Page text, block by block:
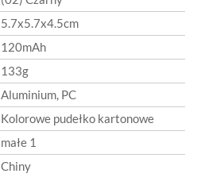
5.7x5.7x4.5cm
120mAh
133g
Aluminium, PC
Kolorowe pudełko kartonowe
małe 1
Chiny